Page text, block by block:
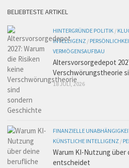
BELIEBTESTE ARTIKEL
HINTERGRÜNDE POLITIK /
INTELLIGENZ /
VERMÖGENSAUFBAU
Altersvorsorgedepot
Verschwörungstheorie
18 JULI, 2026
FINANZIELLE
KÜNSTLICHE INTELLIGENZ /
Warum KI-Nutzung
entscheidet